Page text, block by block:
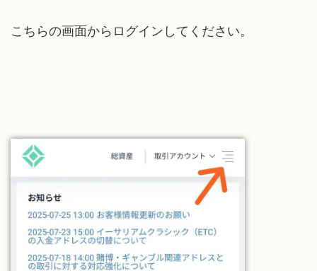
こちらの画面からログインしてください。